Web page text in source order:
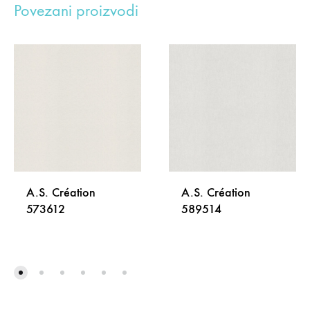
Povezani proizvodi
A.S. Création
573612
A.S. Création
589514